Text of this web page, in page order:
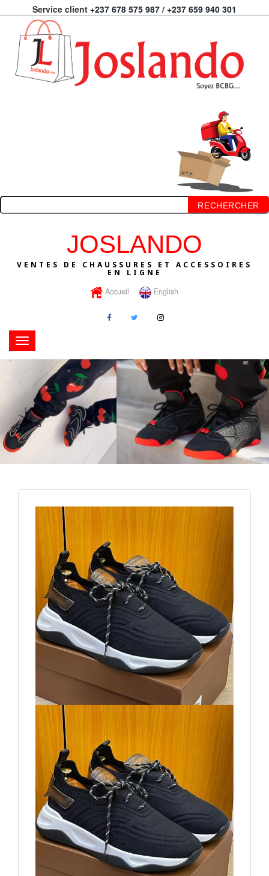
Service client +237 678 575 987 / +237 659 940 301
RECHERCHER
JOSLANDO
VENTES DE CHAUSSURES ET ACCESSOIRES
EN LIGNE
Accueil English
Toggle
navigation